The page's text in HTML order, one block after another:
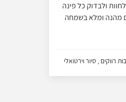
לחוות ולבדוק כל פינה
מהנה ומלא בשמחה
, סיור וירטואלי